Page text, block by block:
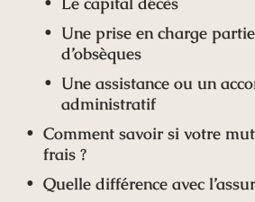
Une prise en charge
d’obsèques
Une assistance ou un
administratif
Comment savoir si votre
frais ?
Quelle différence avec